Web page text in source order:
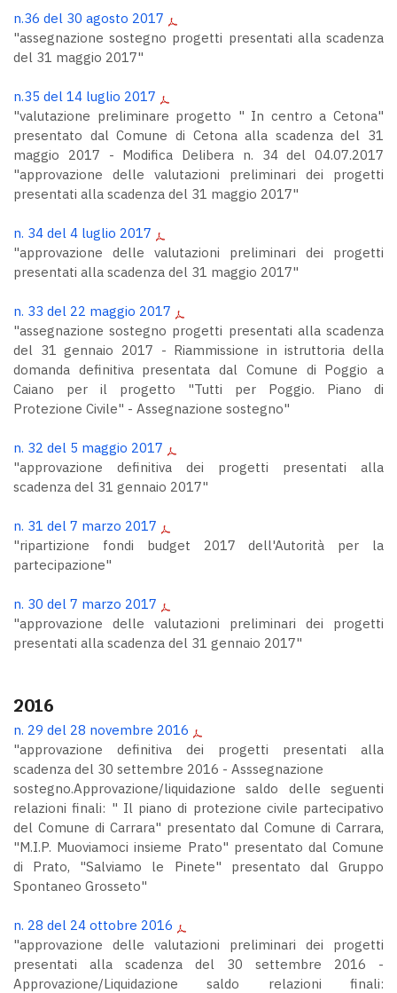
n.36 del 30 agosto 2017
"assegnazione sostegno progetti presentati alla scadenza
del 31 maggio 2017"
n.35 del 14 luglio 2017
"valutazione preliminare progetto " In centro a Cetona"
presentato dal Comune di Cetona alla scadenza del 31
maggio 2017 - Modifica Delibera n. 34 del 04.07.2017
"approvazione delle valutazioni preliminari dei progetti
presentati alla scadenza del 31 maggio 2017"
n. 34 del 4 luglio 2017
"approvazione delle valutazioni preliminari dei progetti
presentati alla scadenza del 31 maggio 2017"
n. 33 del 22 maggio 2017
"assegnazione sostegno progetti presentati alla scadenza
del 31 gennaio 2017 - Riammissione in istruttoria della
domanda definitiva presentata dal Comune di Poggio a
Caiano per il progetto "Tutti per Poggio. Piano di
Protezione Civile" - Assegnazione sostegno"
n. 32 del 5 maggio 2017
"approvazione definitiva dei progetti presentati alla
scadenza del 31 gennaio 2017"
n. 31 del 7 marzo 2017
"ripartizione fondi budget 2017 dell'Autorità per la
partecipazione"
n. 30 del 7 marzo 2017
"approvazione delle valutazioni preliminari dei progetti
presentati alla scadenza del 31 gennaio 2017"
2016
n. 29 del 28 novembre 2016
"approvazione definitiva dei progetti presentati alla
scadenza del 30 settembre 2016 - Asssegnazione
sostegno.Approvazione/liquidazione saldo delle seguenti
relazioni finali: " Il piano di protezione civile partecipativo
del Comune di Carrara" presentato dal Comune di Carrara,
"M.I.P. Muoviamoci insieme Prato" presentato dal Comune
di Prato, "Salviamo le Pinete" presentato dal Gruppo
Spontaneo Grosseto"
n. 28 del 24 ottobre 2016
"approvazione delle valutazioni preliminari dei progetti
presentati alla scadenza del 30 settembre 2016 -
Approvazione/Liquidazione saldo relazioni finali: